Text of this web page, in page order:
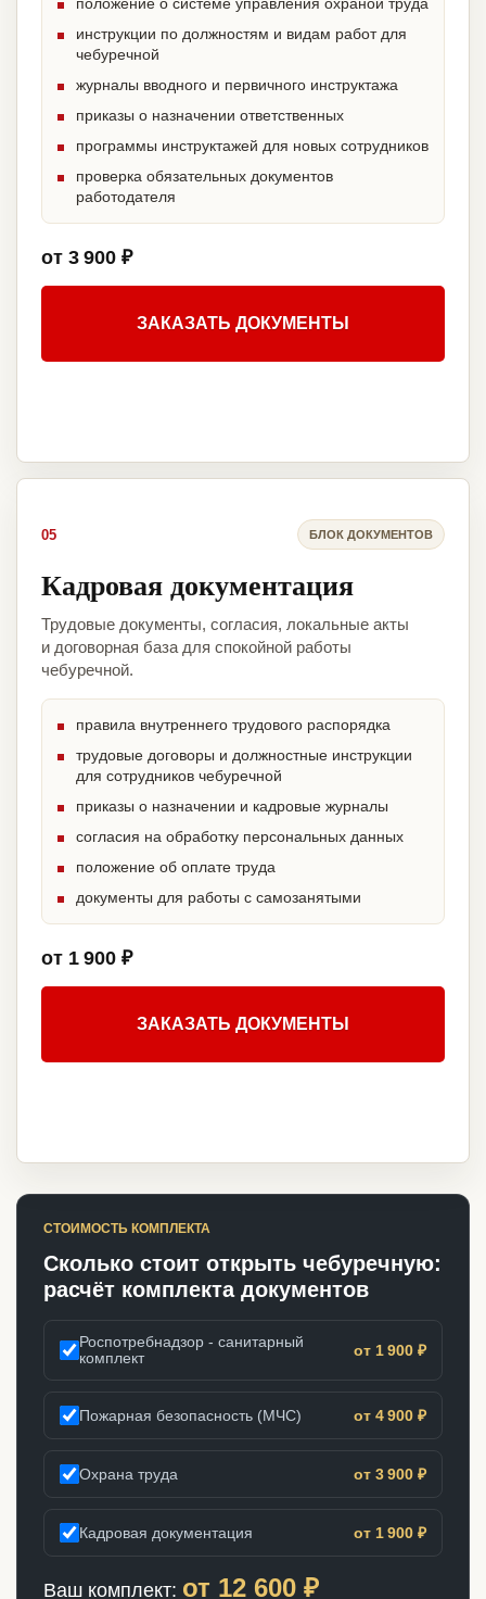
инструкции по должностям и видам работ для
чебуречной
журналы вводного и первичного инструктажа
приказы о назначении ответственных
программы инструктажей для новых сотрудников
проверка обязательных документов
работодателя
от 3 900 ₽
ЗАКАЗАТЬ ДОКУМЕНТЫ
05 БЛОК ДОКУМЕНТОВ
Кадровая документация
Трудовые документы, согласия, локальные акты
и договорная база для спокойной работы
чебуречной.
правила внутреннего трудового распорядка
трудовые договоры и должностные инструкции
для сотрудников чебуречной
приказы о назначении и кадровые журналы
согласия на обработку персональных данных
положение об оплате труда
документы для работы с самозанятыми
от 1 900 ₽
ЗАКАЗАТЬ ДОКУМЕНТЫ
СТОИМОСТЬ КОМПЛЕКТА
Сколько стоит открыть чебуречную:
расчёт комплекта документов
Роспотребнадзор - санитарный
комплект
от 1 900 ₽
Пожарная безопасность (МЧС) от 4 900 ₽
Охрана труда от 3 900 ₽
Кадровая документация от 1 900 ₽
Ваш комплект: от 12 600 ₽